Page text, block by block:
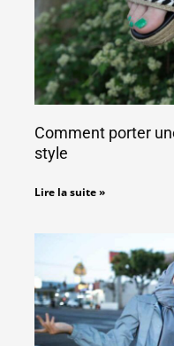
Comment porter
style
Lire la suite »